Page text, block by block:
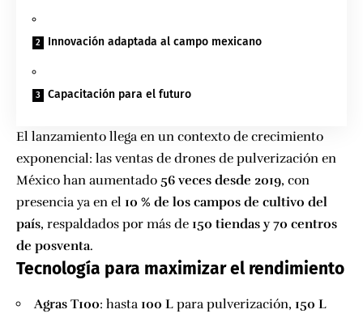
Innovación adaptada al campo mexicano
Capacitación para el futuro
El lanzamiento llega en un contexto de crecimiento
exponencial: las ventas de drones de pulverización en
México han aumentado 56 veces desde 2019, con
presencia ya en el 10 % de los campos de cultivo del
país, respaldados por más de 150 tiendas y 70 centros
de posventa.
Tecnología para maximizar el rendimiento
Agras T100: hasta 100 L para pulverización, 150 L